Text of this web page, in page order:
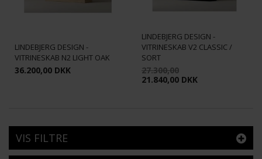
LINDEBJERG DESIGN -
VITRINESKAB N2 LIGHT OAK
36.200,00 DKK
LINDEBJERG DESIGN -
VITRINESKAB V2 CLASSIC /
SORT
27.300,00
21.840,00 DKK
VIS FILTRE